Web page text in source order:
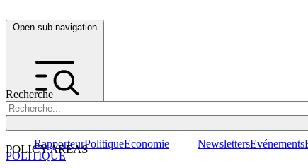
Open sub navigation
Recherche
POLICY AREAS
RapporteurPolitiqueÉconomie NewslettersEvénements
POLITIQUE